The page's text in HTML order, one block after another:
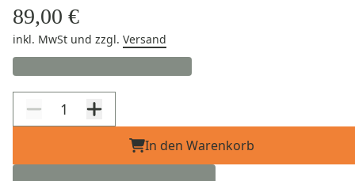
89,00 €
inkl. MwSt und zzgl. Versand
In den Warenkorb